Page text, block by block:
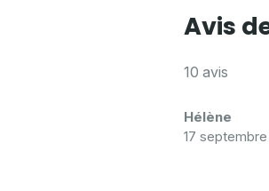
Avis
10 avis
Hélène
17 septembre